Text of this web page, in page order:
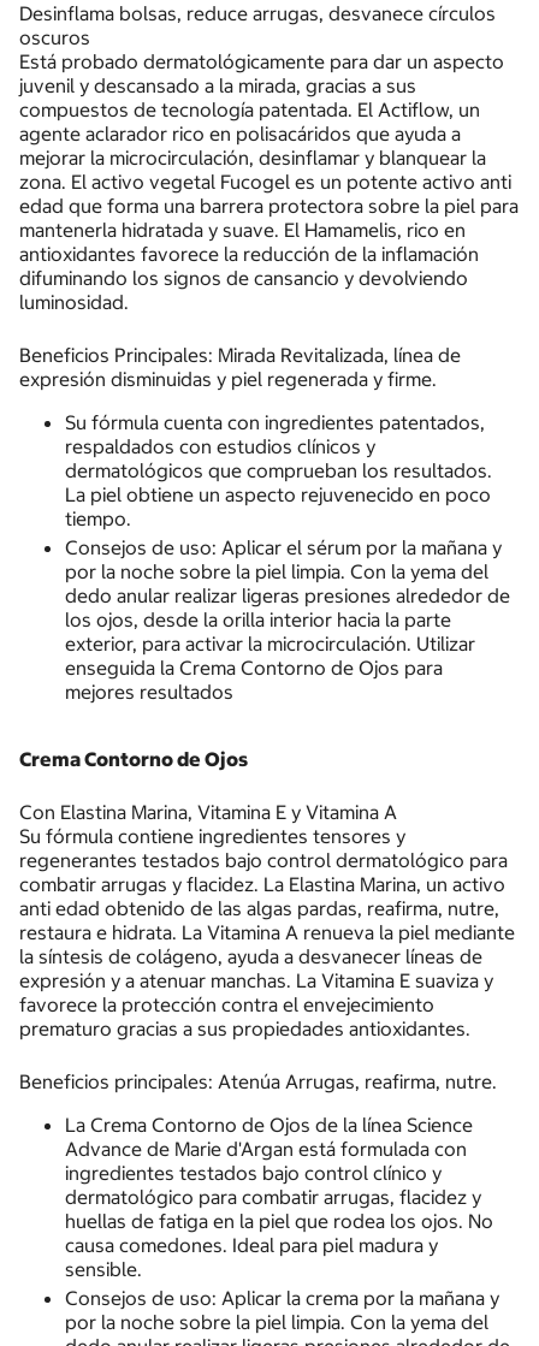
Desinflama bolsas, reduce arrugas, desvanece círculos
oscuros
Está probado dermatológicamente para dar un aspecto
juvenil y descansado a la mirada, gracias a sus
compuestos de tecnología patentada. El Actiflow, un
agente aclarador rico en polisacáridos que ayuda a
mejorar la microcirculación, desinflamar y blanquear la
zona. El activo vegetal Fucogel es un potente activo anti
edad que forma una barrera protectora sobre la piel para
mantenerla hidratada y suave. El Hamamelis, rico en
antioxidantes favorece la reducción de la inflamación
difuminando los signos de cansancio y devolviendo
luminosidad.
Beneficios Principales: Mirada Revitalizada, línea de
expresión disminuidas y piel regenerada y firme.
Su fórmula cuenta con ingredientes patentados,
respaldados con estudios clínicos y
dermatológicos que comprueban los resultados.
La piel obtiene un aspecto rejuvenecido en poco
tiempo.
Consejos de uso: Aplicar el sérum por la mañana y
por la noche sobre la piel limpia. Con la yema del
dedo anular realizar ligeras presiones alrededor de
los ojos, desde la orilla interior hacia la parte
exterior, para activar la microcirculación. Utilizar
enseguida la Crema Contorno de Ojos para
mejores resultados
Crema Contorno de Ojos
Con Elastina Marina, Vitamina E y Vitamina A
Su fórmula contiene ingredientes tensores y
regenerantes testados bajo control dermatológico para
combatir arrugas y flacidez. La Elastina Marina, un activo
anti edad obtenido de las algas pardas, reafirma, nutre,
restaura e hidrata. La Vitamina A renueva la piel mediante
la síntesis de colágeno, ayuda a desvanecer líneas de
expresión y a atenuar manchas. La Vitamina E suaviza y
favorece la protección contra el envejecimiento
prematuro gracias a sus propiedades antioxidantes.
Beneficios principales: Atenúa Arrugas, reafirma, nutre.
La Crema Contorno de Ojos de la línea Science
Advance de Marie d'Argan está formulada con
ingredientes testados bajo control clínico y
dermatológico para combatir arrugas, flacidez y
huellas de fatiga en la piel que rodea los ojos. No
causa comedones. Ideal para piel madura y
sensible.
Consejos de uso: Aplicar la crema por la mañana y
por la noche sobre la piel limpia. Con la yema del